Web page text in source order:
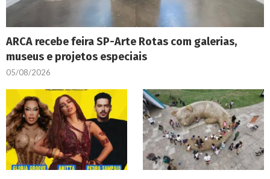
ARCA recebe feira SP-Arte Rotas com galerias,
museus e projetos especiais
05/08/2026